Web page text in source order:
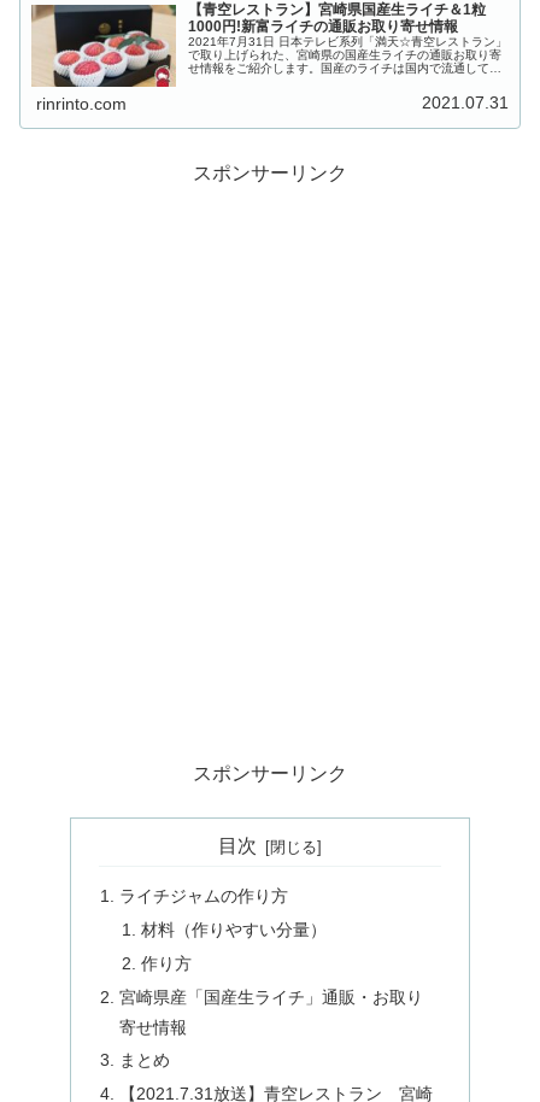
【青空レストラン】宮崎県国産生ライチ＆1粒
1000円!新富ライチの通販お取り寄せ情報
2021年7月31日 日本テレビ系列「満天☆青空レストラン」
で取り上げられた、宮崎県の国産生ライチの通販お取り寄
せ情報をご紹介します。国産のライチは国内で流通してい
rinrinto.com 2021.07.31
スポンサーリンク
スポンサーリンク
目次
ライチジャムの作り方
材料（作りやすい分量）
作り方
宮崎県産「国産生ライチ」通販・お取り
寄せ情報
まとめ
【2021.7.31放送】青空レストラン 宮崎